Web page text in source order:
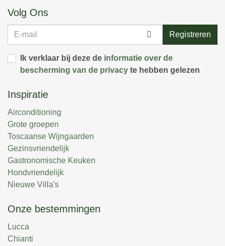
Lavacchio 18
Toscane, Siena, Montalcino
Volg Ons
E-
Registreren
Ik verklaar bij deze de informatie over de
bescherming van de privacy te hebben gelezen
Inspiratie
Airconditioning
Grote groepen
Toscaanse Wijngaarden
Gezinsvriendelijk
Gastronomische Keuken
Hondvriendelijk
Nieuwe Villa's
Onze bestemmingen
Lucca
Chianti